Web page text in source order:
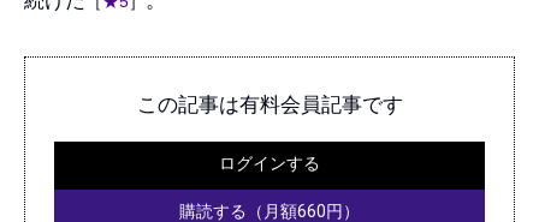
この記事は有料会員記事です
ログインする
購読する（月額660円）